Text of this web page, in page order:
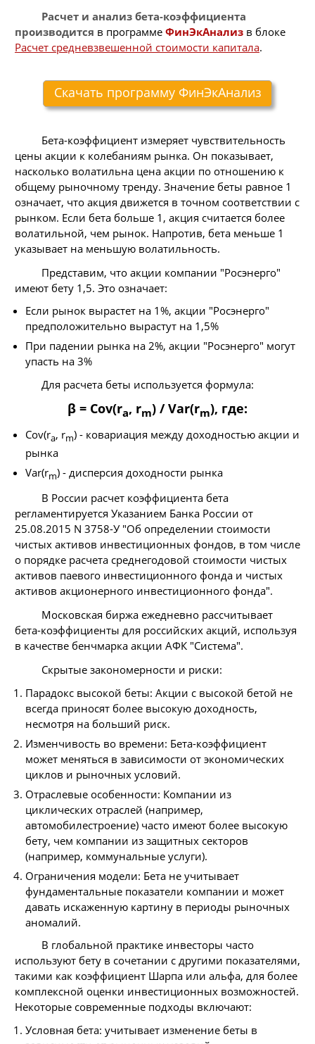
Расчет и анализ бета-коэффициента
производится в программе ФинЭкАнализ в блоке
Расчет средневзвешенной стоимости капитала.
Скачать программу ФинЭкАнализ
Бета-коэффициент измеряет чувствительность
цены акции к колебаниям рынка. Он показывает,
насколько волатильна цена акции по отношению к
общему рыночному тренду. Значение беты равное 1
означает, что акция движется в точном соответствии с
рынком. Если бета больше 1, акция считается более
волатильной, чем рынок. Напротив, бета меньше 1
указывает на меньшую волатильность.
Представим, что акции компании "Росэнерго"
имеют бету 1,5. Это означает:
Если рынок вырастет на 1%, акции "Росэнерго"
предположительно вырастут на 1,5%
При падении рынка на 2%, акции "Росэнерго" могут
упасть на 3%
Для расчета беты используется формула:
β = Cov(ra, rm) / Var(rm), где:
Cov(ra, rm) - ковариация между доходностью акции и
рынка
Var(rm) - дисперсия доходности рынка
В России расчет коэффициента бета
регламентируется Указанием Банка России от
25.08.2015 N 3758-У "Об определении стоимости
чистых активов инвестиционных фондов, в том числе
о порядке расчета среднегодовой стоимости чистых
активов паевого инвестиционного фонда и чистых
активов акционерного инвестиционного фонда".
Московская биржа ежедневно рассчитывает
бета-коэффициенты для российских акций, используя
в качестве бенчмарка акции АФК "Система".
Скрытые закономерности и риски:
Парадокс высокой беты: Акции с высокой бетой не
всегда приносят более высокую доходность,
несмотря на больший риск.
Изменчивость во времени: Бета-коэффициент
может меняться в зависимости от экономических
циклов и рыночных условий.
Отраслевые особенности: Компании из
циклических отраслей (например,
автомобилестроение) часто имеют более высокую
бету, чем компании из защитных секторов
(например, коммунальные услуги).
Ограничения модели: Бета не учитывает
фундаментальные показатели компании и может
давать искаженную картину в периоды рыночных
аномалий.
В глобальной практике инвесторы часто
используют бету в сочетании с другими показателями,
такими как коэффициент Шарпа или альфа, для более
комплексной оценки инвестиционных возможностей.
Некоторые современные подходы включают:
Условная бета: учитывает изменение беты в